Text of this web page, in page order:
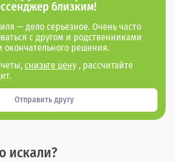
близким!
— дело серьезное. Очень часто
с другом и родственниками
окончательного решения.
снизьте цену , рассчитайте
Отправить другу
искали?